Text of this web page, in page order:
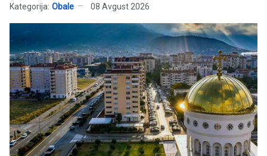
Kategorija: Obale 08 Avgust 2026